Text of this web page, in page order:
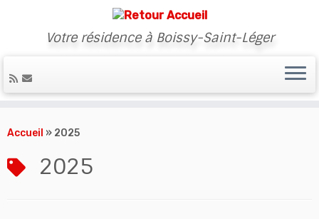
to
Votre résidence à Boissy-Saint-Léger
Accueil » 2025
2025